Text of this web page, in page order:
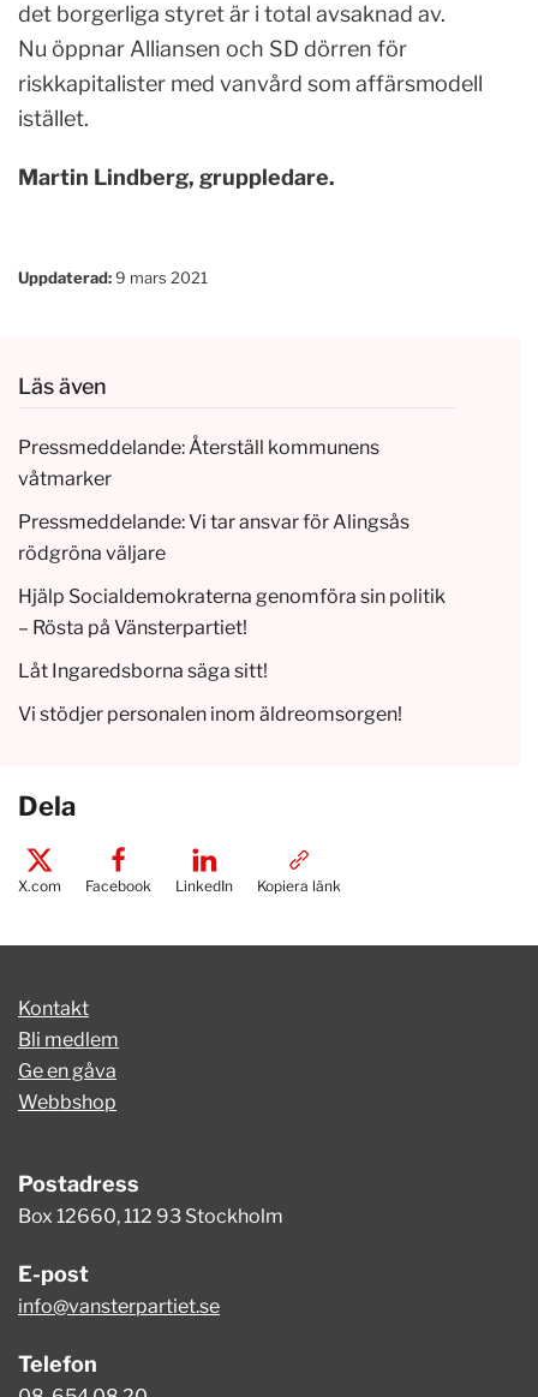
det borgerliga styret är i total avsaknad av.
Nu öppnar Alliansen och SD dörren för
riskkapitalister med vanvård som affärsmodell
istället.
Martin Lindberg, gruppledare.
Uppdaterad:9 mars 2021
Läs även
Pressmeddelande: Återställ kommunens
våtmarker
Pressmeddelande: Vi tar ansvar för Alingsås
rödgröna väljare
Hjälp Socialdemokraterna genomföra sin politik
– Rösta på Vänsterpartiet!
Låt Ingaredsborna säga sitt!
Vi stödjer personalen inom äldreomsorgen!
Dela
X.com Facebook LinkedIn Kopiera länk
Kontakt
Bli medlem
Ge en gåva
Webbshop
Postadress
Box 12660, 112 93 Stockholm
E-post
info@vansterpartiet.se
Telefon